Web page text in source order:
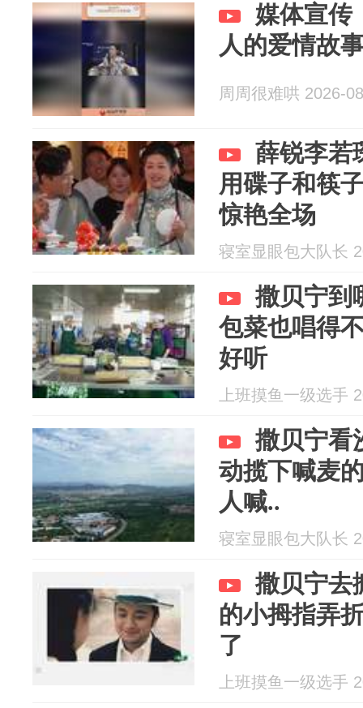
媒体宣传
人的爱情故
周周很难哄 2026-
薛锐李若
用碟子和筷
惊艳全场
寝室显眼包大队长
撒贝宁到
包菜也唱得
好听
上班摸鱼一级选手
撒贝宁看
动揽下喊麦
人喊..
寝室显眼包大队长
撒贝宁去
的小拇指弄
了
上班摸鱼一级选手